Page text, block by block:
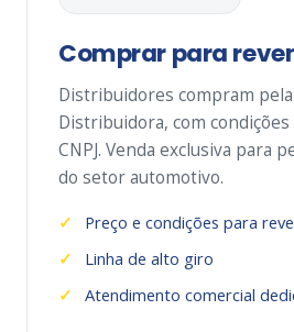
Comprar para
Distribuidores compram
Distribuidora, com
CNPJ. Venda exclusiva para
do setor automotivo.
Preço e condições para
Linha de alto giro
Atendimento comercial